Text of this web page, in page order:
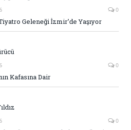
0
Geleneği İzmir’de Yaşıyor
0
Kafasına Dair
0